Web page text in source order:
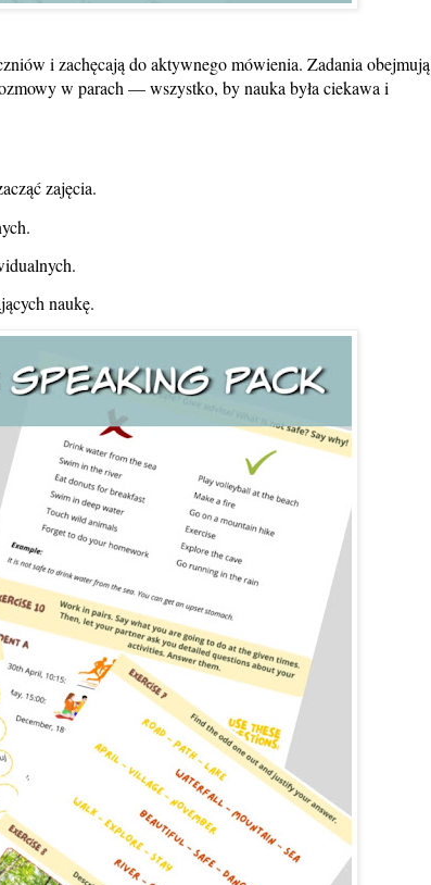
i zachęcają do aktywnego mówienia. Zadania obejmują
w parach — wszystko, by nauka była ciekawa i
zajęcia.
naukę.